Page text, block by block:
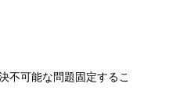
不可能な問題固定するこ